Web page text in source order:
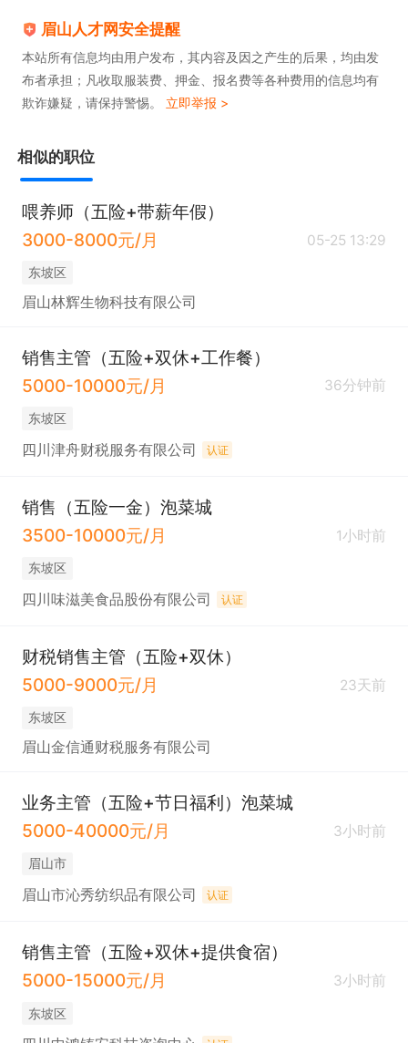
眉山人才网安全提醒
本站所有信息均由用户发布，其内容及因之产生的后果，均由发
布者承担；凡收取服装费、押金、报名费等各种费用的信息均有
欺诈嫌疑，请保持警惕。 立即举报 >
相似的职位
喂养师（五险+带薪年假）
3000-8000元/月
05-25 13:29
东坡区
眉山林辉生物科技有限公司
销售主管（五险+双休+工作餐）
5000-10000元/月
36分钟前
东坡区
四川津舟财税服务有限公司 认证
销售（五险一金）泡菜城
3500-10000元/月
1小时前
东坡区
四川味滋美食品股份有限公司 认证
财税销售主管（五险+双休）
5000-9000元/月
23天前
东坡区
眉山金信通财税服务有限公司
业务主管（五险+节日福利）泡菜城
5000-40000元/月
3小时前
眉山市
眉山市沁秀纺织品有限公司 认证
销售主管（五险+双休+提供食宿）
5000-15000元/月
3小时前
东坡区